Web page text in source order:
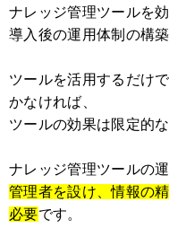
ナレッジ管理ツールを
導入後の運用体制の構築
ツールを活用するだけ
かなければ、
ツールの効果は限定的
ナレッジ管理ツールの
管理者を設け、情報の
必要です。